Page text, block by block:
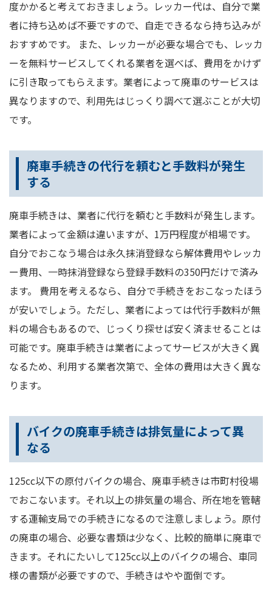
度かかると考えておきましょう。レッカー代は、自分で業
者に持ち込めば不要ですので、自走できるなら持ち込みが
おすすめです。 また、レッカーが必要な場合でも、レッカ
ーを無料サービスしてくれる業者を選べば、費用をかけず
に引き取ってもらえます。業者によって廃車のサービスは
異なりますので、利用先はじっくり調べて選ぶことが大切
です。
廃車手続きの代行を頼むと手数料が発生
する
廃車手続きは、業者に代行を頼むと手数料が発生します。
業者によって金額は違いますが、1万円程度が相場です。
自分でおこなう場合は永久抹消登録なら解体費用やレッカ
ー費用、一時抹消登録なら登録手数料の350円だけで済み
ます。 費用を考えるなら、自分で手続きをおこなったほう
が安いでしょう。ただし、業者によっては代行手数料が無
料の場合もあるので、じっくり探せば安く済ませることは
可能です。廃車手続きは業者によってサービスが大きく異
なるため、利用する業者次第で、全体の費用は大きく異な
ります。
バイクの廃車手続きは排気量によって異
なる
125cc以下の原付バイクの場合、廃車手続きは市町村役場
でおこないます。それ以上の排気量の場合、所在地を管轄
する運輸支局での手続きになるので注意しましょう。原付
の廃車の場合、必要な書類は少なく、比較的簡単に廃車で
きます。それにたいして125cc以上のバイクの場合、車同
様の書類が必要ですので、手続きはやや面倒です。